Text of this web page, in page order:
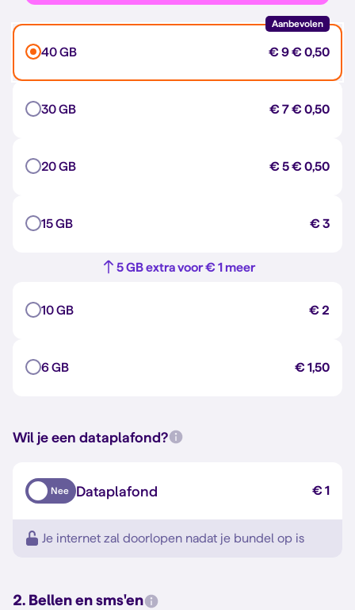
Aanbevolen
40 GB € 9€ 0,50
30 GB € 7€ 0,50
20 GB € 5€ 0,50
15 GB € 3
5 GB extra voor € 1 meer
10 GB € 2
6 GB € 1,50
Wil je een dataplafond?
Nee Dataplafond € 1
Je internet zal doorlopen nadat je bundel op is
2. Bellen en sms'en